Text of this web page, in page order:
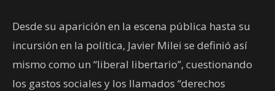
Desde su aparición en la escena pública hasta su
incursión en la política, Javier Milei se definió así
mismo como un “liberal libertario”, cuestionando
los gastos sociales y los llamados “derechos